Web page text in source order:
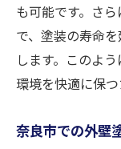
奈良市で外
な選び方
見積も
複数業
地元
も可能です。さ
で、塗装の寿命
します。このよ
環境を快適に保つ
奈良市での外壁